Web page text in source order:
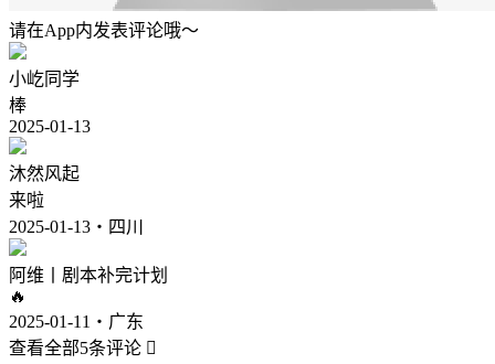
请在App内发表评论哦～
小屹同学
棒
2025-01-13
沐然风起
来啦
2025-01-13・四川
阿维丨剧本补完计划
🔥
2025-01-11・广东
查看全部5条评论 